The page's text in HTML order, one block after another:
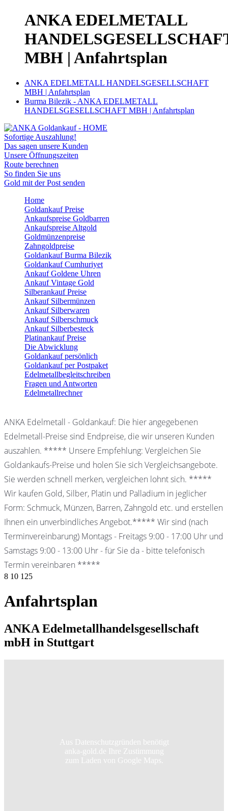
ANKA EDELMETALL
MBH | Anfahrtsplan
ANKA EDELMETALL HANDELSGESELLSCHAFT
MBH | Anfahrtsplan
Burma Bilezik - ANKA EDELMETALL
HANDELSGESELLSCHAFT MBH | Anfahrtsplan
Sofortige Auszahlung!
Das sagen unsere Kunden
Unsere Öffnungszeiten
Route berechnen
So finden Sie uns
Gold mit der Post senden
Home
Goldankauf Preise
Ankaufspreise Goldbarren
Ankaufspreise Altgold
Goldmünzenpreise
Zahngoldpreise
Goldankauf Burma Bilezik
Goldankauf Cumhuriyet
Ankauf Goldene Uhren
Ankauf Vintage Gold
Silberankauf Preise
Ankauf Silbermünzen
Ankauf Silberwaren
Ankauf Silberschmuck
Ankauf Silberbesteck
Platinankauf Preise
Die Abwicklung
Goldankauf persönlich
Goldankauf per Postpaket
Edelmetallbegleitschreiben
Fragen und Antworten
Edelmetallrechner
ANKA Edelmetall - Goldankauf: Die hier angegebenen
Edelmetall-Preise sind Endpreise, die wir unseren Kunden
auszahlen. ***** Unsere Empfehlung: Vergleichen Sie
Goldankaufs-Preise und holen Sie sich Vergleichsangebote.
Sie werden schnell merken, vergleichen lohnt sich. *****
Wir kaufen Gold, Silber, Platin und Palladium in jeglicher
Form: Schmuck, Münzen, Barren, Zahngold etc. und erstellen
Ihnen ein unverbindliches Angebot.***** Wir sind (nach
Terminvereinbarung) Montags - Freitags 9:00 - 17:00 Uhr und
Samstags 9:00 - 13:00 Uhr - für Sie da - bitte telefonisch
Termin vereinbaren *****
8 10 125
Anfahrtsplan
ANKA Edelmetallhandelsgesellschaft
mbH in Stuttgart
Aus Datenschutzgründen benötigt
anka-gold.de Ihre Zustimmung
zum Laden von Google Maps.